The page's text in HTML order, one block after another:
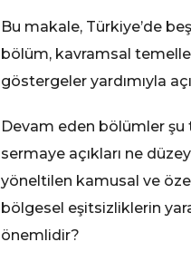
Bu makale, Türkiye’de
bölüm, kavramsal
göstergeler yardımıyla
Devam eden bölümler şu
sermaye açıkları ne
yöneltilen kamusal ve
bölgesel eşitsizliklerin
önemlidir?